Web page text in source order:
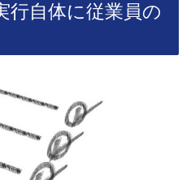
行自体に従業員の